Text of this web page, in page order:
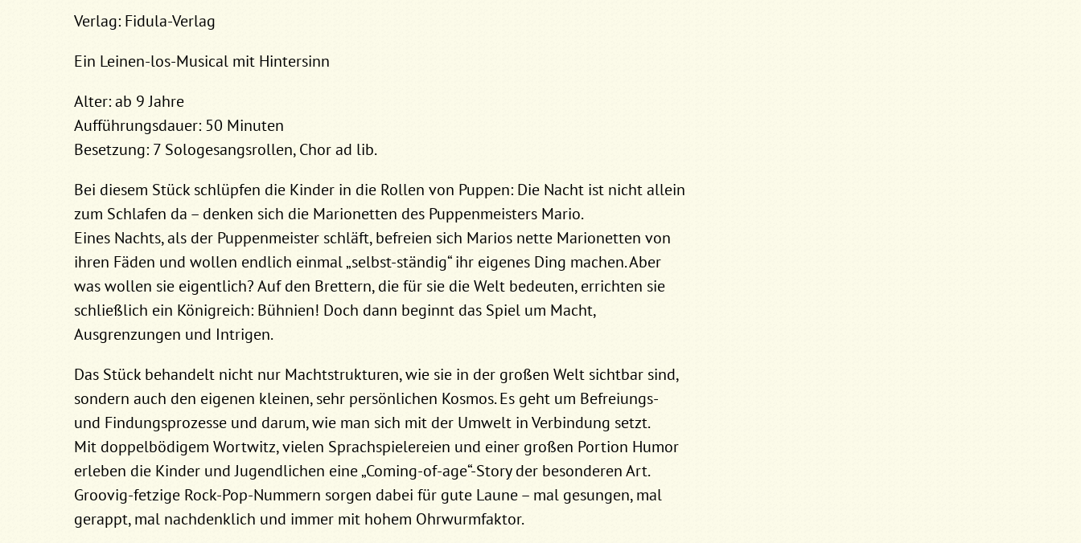
Verlag: Fidula-Verlag
Ein Leinen-los-Musical mit Hintersinn
Alter: ab 9 Jahre
Aufführungsdauer: 50 Minuten
Besetzung: 7 Sologesangsrollen, Chor ad lib.
Bei diesem Stück schlüpfen die Kinder in die Rollen von Puppen: Die Nacht ist nicht allein
zum Schlafen da – denken sich die Marionetten des Puppenmeisters Mario.
Eines Nachts, als der Puppenmeister schläft, befreien sich Marios nette Marionetten von
ihren Fäden und wollen endlich einmal „selbst-ständig“ ihr eigenes Ding machen. Aber
was wollen sie eigentlich? Auf den Brettern, die für sie die Welt bedeuten, errichten sie
schließlich ein Königreich: Bühnien! Doch dann beginnt das Spiel um Macht,
Ausgrenzungen und Intrigen.
Das Stück behandelt nicht nur Machtstrukturen, wie sie in der großen Welt sichtbar sind,
sondern auch den eigenen kleinen, sehr persönlichen Kosmos. Es geht um Befreiungs-
und Findungsprozesse und darum, wie man sich mit der Umwelt in Verbindung setzt.
Mit doppelbödigem Wortwitz, vielen Sprachspielereien und einer großen Portion Humor
erleben die Kinder und Jugendlichen eine „Coming-of-age“-Story der besonderen Art.
Groovig-fetzige Rock-Pop-Nummern sorgen dabei für gute Laune – mal gesungen, mal
gerappt, mal nachdenklich und immer mit hohem Ohrwurmfaktor.